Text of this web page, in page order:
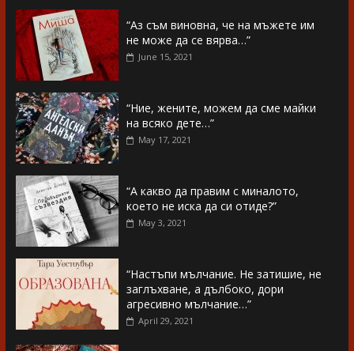
“Аз съм виновна, че на мъжете им
не може да се вярва…”
June 15, 2021
“Ние, жените, можем да сме майки
на всяко дете…”
May 17, 2021
“А какво да правим с миналото,
което не иска да си отиде?”
May 3, 2021
“Настъпи мълчание. Не затишие, не
заглъхване, а дълбоко, дори
агресивно мълчание…”
April 29, 2021